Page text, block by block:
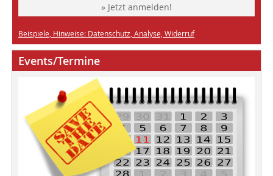
» Jetzt anmelden!
Beispiele, Hinweise: Datenschutz, Analyse, Widerruf
Events/Termine